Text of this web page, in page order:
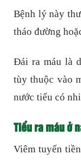
Bệnh lý này
tháo đường
Đái ra máu là
tùy thuộc vào
nước tiểu có
Tiểu ra máu ở
Viêm tuyến